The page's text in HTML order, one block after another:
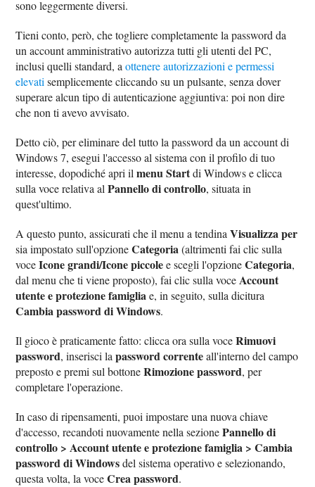
sono leggermente diversi.
Tieni conto, però, che togliere completamente la password da
un account amministrativo autorizza tutti gli utenti del PC,
inclusi quelli standard, aottenere autorizzazioni e permessi
elevati semplicemente cliccando su un pulsante, senza dover
superare alcun tipo di autenticazione aggiuntiva: poi non dire
che non ti avevo avvisato.
Detto ciò, per eliminare del tutto la password da un account di
Windows 7, esegui l'accesso al sistema con il profilo di tuo
interesse, dopodiché apri ilmenu Startdi Windows e clicca
sulla voce relativa alPannello di controllo, situata in
quest'ultimo.
A questo punto, assicurati che il menu a tendinaVisualizza per
sia impostato sull'opzioneCategoria(altrimenti fai clic sulla
voceIcone grandi/Icone piccolee scegli l'opzioneCategoria,
dal menu che ti viene proposto), fai clic sulla voce Account
utente e protezione famigliae, in seguito, sulla dicitura
Cambia password di Windows.
Il gioco è praticamente fatto: clicca ora sulla voceRimuovi
password, inserisci lapassword correnteall'interno del campo
preposto e premi sul bottoneRimozione password, per
completare l'operazione.
In caso di ripensamenti, puoi impostare una nuova chiave
d'accesso, recandoti nuovamente nella sezionePannello di
controllo > Account utente e protezione famiglia > Cambia
password di Windowsdel sistema operativo e selezionando,
questa volta, la voceCrea password.